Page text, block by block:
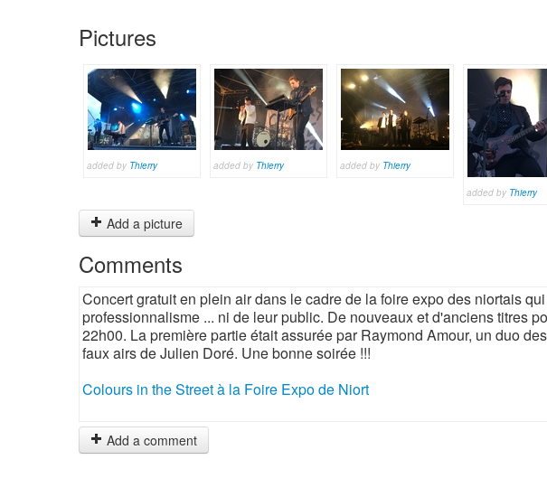
Pictures
added by Thierry added by Thierry added by Thierry
added by Thierry
Add a picture
Comments
Concert gratuit en plein air dans le cadre de la foire expo des niortais
professionnalisme ... ni de leur public. De nouveaux et d'anciens titres
22h00. La première partie était assurée par Raymond Amour, un duo
faux airs de Julien Doré. Une bonne soirée !!!
Colours in the Street à la Foire Expo de Niort
Add a comment